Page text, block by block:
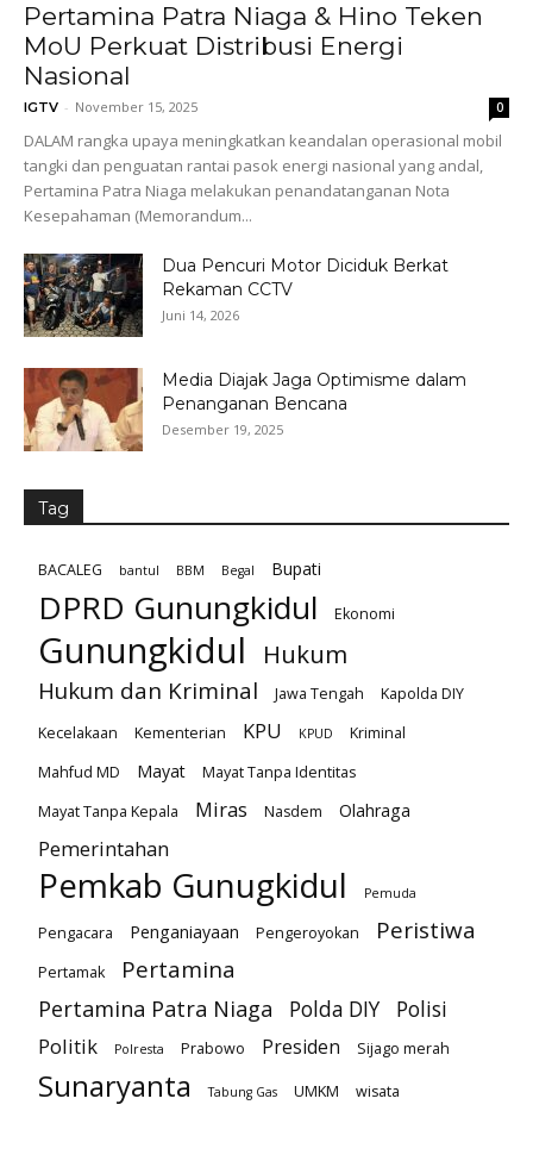
Pertamina Patra Niaga & Hino Teken
MoU Perkuat Distribusi Energi
Nasional
IGTV - November 15, 2025 0
DALAM rangka upaya meningkatkan keandalan operasional mobil
tangki dan penguatan rantai pasok energi nasional yang andal,
Pertamina Patra Niaga melakukan penandatanganan Nota
Kesepahaman (Memorandum...
Dua Pencuri Motor Diciduk Berkat
Rekaman CCTV
Juni 14, 2026
Media Diajak Jaga Optimisme dalam
Penanganan Bencana
Desember 19, 2025
Tag
BACALEG bantul BBM Begal Bupati
DPRD Gunungkidul Ekonomi
Gunungkidul Hukum
Hukum dan Kriminal Jawa Tengah
Kapolda DIY
Kecelakaan
Kementerian KPU KPUD
Kriminal
Mahfud MD
Mayat
Mayat Tanpa Identitas
Mayat Tanpa Kepala
Miras Nasdem Olahraga
Pemerintahan
Pemkab Gunugkidul Pemuda
Pengacara Penganiayaan Pengeroyokan Peristiwa
Pertamak Pertamina
Pertamina Patra Niaga Polda DIY
Polisi
Politik
Polresta Prabowo Presiden Sijago merah
Sunaryanta Tabung Gas UMKM wisata